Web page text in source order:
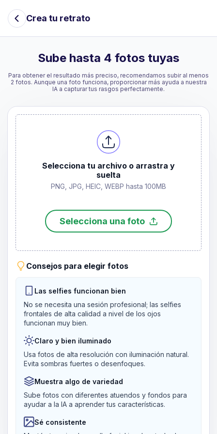
Crea tu retrato
Sube hasta 4 fotos tuyas
Para obtener el resultado más preciso, recomendamos subir al menos
2 fotos. Aunque una foto funciona, proporcionar más ayuda a nuestra
IA a capturar tus rasgos perfectamente.
Selecciona tu archivo o arrastra y
suelta
PNG, JPG, HEIC, WEBP hasta 100MB
Selecciona una foto
Consejos para elegir fotos
Las selfies funcionan bien
No se necesita una sesión profesional; las selfies
frontales de alta calidad a nivel de los ojos
funcionan muy bien.
Claro y bien iluminado
Usa fotos de alta resolución con iluminación natural.
Evita sombras fuertes o desenfoques.
Muestra algo de variedad
Sube fotos con diferentes atuendos y fondos para
ayudar a la IA a aprender tus características.
Sé consistente